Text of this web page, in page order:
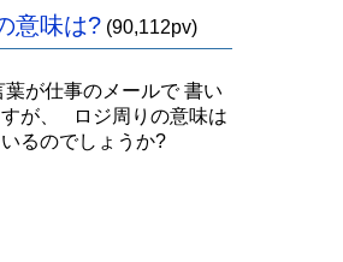
意味は? (90,112pv)
葉が仕事のメールで 書い
が、 ロジ周りの意味は
るのでしょうか?